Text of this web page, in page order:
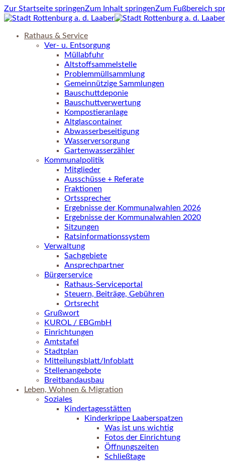
Zur Startseite springenZum Inhalt springenZum Fußbereich
Rathaus & Service
Ver- u. Entsorgung
Müllabfuhr
Altstoffsammelstelle
Problemmüllsammlung
Gemeinnützige Sammlungen
Bauschuttdeponie
Bauschuttverwertung
Kompostieranlage
Altglascontainer
Abwasserbeseitigung
Wasserversorgung
Gartenwasserzähler
Kommunalpolitik
Mitglieder
Ausschüsse + Referate
Fraktionen
Ortssprecher
Ergebnisse der Kommunalwahlen 2026
Ergebnisse der Kommunalwahlen 2020
Sitzungen
Ratsinformationssystem
Verwaltung
Sachgebiete
Ansprechpartner
Bürgerservice
Rathaus-Serviceportal
Steuern, Beiträge, Gebühren
Ortsrecht
Grußwort
KUROL / EBGmbH
Einrichtungen
Amtstafel
Stadtplan
Mitteilungsblatt/Infoblatt
Stellenangebote
Breitbandausbau
Leben, Wohnen & Migration
Soziales
Kindertagesstätten
Kinderkrippe Laaberspatzen
Was ist uns wichtig
Fotos der Einrichtung
Öffnungszeiten
Schließtage